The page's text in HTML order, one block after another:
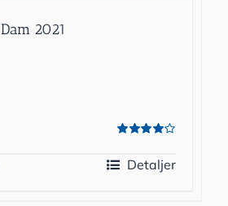
2021
4.00
ud af 5
Detaljer